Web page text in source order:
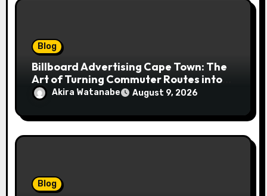
Blog
Billboard Advertising Cape Town: The
Art of Turning Commuter Routes into
Customer Connections
Akira Watanabe August 9, 2026
Blog